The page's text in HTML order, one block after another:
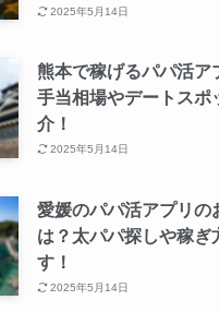
2025年5月14日
熊本で稼げるパパ活ア
手当相場やデートスポ
介！
2025年5月14日
愛媛のパパ活アプリの
は？太パパ探しや稼ぎ
す！
2025年5月14日